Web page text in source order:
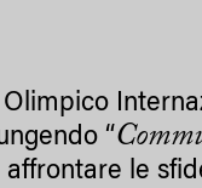
“
affrontare le